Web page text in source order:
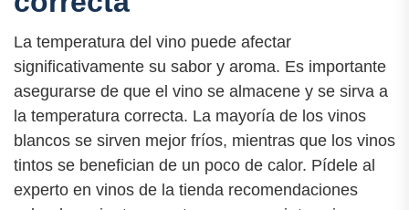
La temperatura del vino puede afectar
significativamente su sabor y aroma. Es importante
asegurarse de que el vino se almacene y se sirva a
la temperatura correcta. La mayoría de los vinos
blancos se sirven mejor fríos, mientras que los vinos
tintos se benefician de un poco de calor. Pídele al
experto en vinos de la tienda recomendaciones